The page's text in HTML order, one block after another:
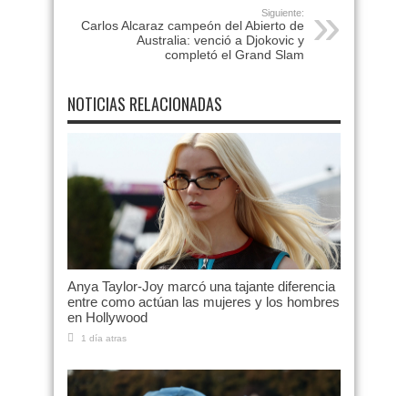
Siguiente:
Carlos Alcaraz campeón del Abierto de
Australia: venció a Djokovic y
completó el Grand Slam
NOTICIAS RELACIONADAS
Anya Taylor-Joy marcó una tajante diferencia
entre como actúan las mujeres y los hombres
en Hollywood
1 día atras